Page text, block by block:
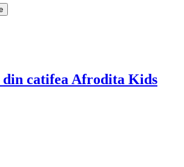
din catifea Afrodita Kids